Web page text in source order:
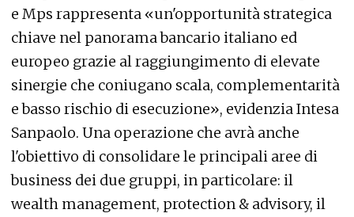
e Mps rappresenta «un'opportunità strategica
chiave nel panorama bancario italiano ed
europeo grazie al raggiungimento di elevate
sinergie che coniugano scala, complementarità
e basso rischio di esecuzione», evidenzia Intesa
Sanpaolo. Una operazione che avrà anche
l'obiettivo di consolidare le principali aree di
business dei due gruppi, in particolare: il
wealth management, protection & advisory, il